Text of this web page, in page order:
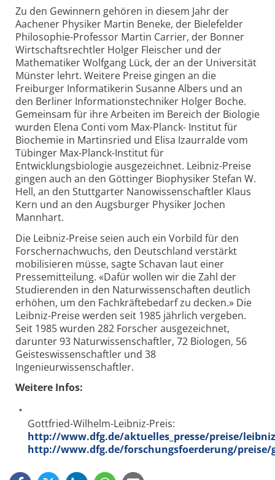
Zu den Gewinnern gehören in diesem Jahr der
Aachener Physiker Martin Beneke, der Bielefelder
Philosophie-Professor Martin Carrier, der Bonner
Wirtschaftsrechtler Holger Fleischer und der
Mathematiker Wolfgang Lück, der an der Universität
Münster lehrt. Weitere Preise gingen an die
Freiburger Informatikerin Susanne Albers und an
den Berliner Informationstechniker Holger Boche.
Gemeinsam für ihre Arbeiten im Bereich der Biologie
wurden Elena Conti vom Max-Planck- Institut für
Biochemie in Martinsried und Elisa Izaurralde vom
Tübinger Max-Planck-Institut für
Entwicklungsbiologie ausgezeichnet. Leibniz-Preise
gingen auch an den Göttinger Biophysiker Stefan W.
Hell, an den Stuttgarter Nanowissenschaftler Klaus
Kern und an den Augsburger Physiker Jochen
Mannhart.
Die Leibniz-Preise seien auch ein Vorbild für den
Forschernachwuchs, den Deutschland verstärkt
mobilisieren müsse, sagte Schavan laut einer
Pressemitteilung. «Dafür wollen wir die Zahl der
Studierenden in den Naturwissenschaften deutlich
erhöhen, um den Fachkräftebedarf zu decken.» Die
Leibniz-Preise werden seit 1985 jährlich vergeben.
Seit 1985 wurden 282 Forscher ausgezeichnet,
darunter 93 Naturwissenschaftler, 72 Biologen, 56
Geisteswissenschaftler und 38
Ingenieurwissenschaftler.
Weitere Infos:
Gottfried-Wilhelm-Leibniz-Preis:
http://www.dfg.de/aktuelles_presse/preise/
http://www.dfg.de/forschungsfoerderung/preise/